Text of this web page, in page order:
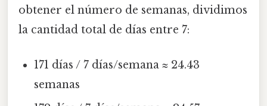
obtener el número de semanas, dividimos
la cantidad total de días entre 7:
171 días / 7 días/semana ≈ 24.43
semanas